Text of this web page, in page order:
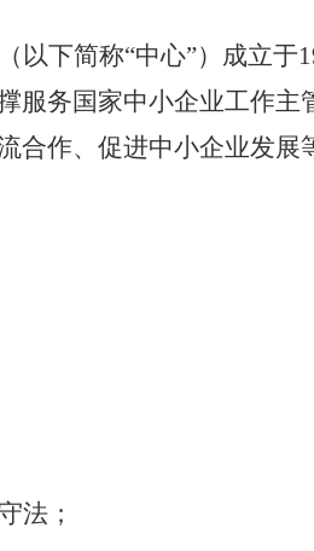
以下简称“中心”）成立于
服务国家中小企业工作
合作、促进中小企业发
法；